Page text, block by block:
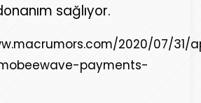
sağlıyor.
2020/07/31/
payments-